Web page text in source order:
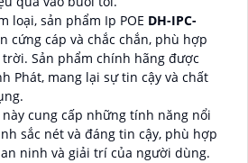
loại, sản phẩm Ip POE DH-IPC-
cứng cáp và chắc chắn, phù hợp
Sản phẩm chính hãng được
Phát, mang lại sự tin cậy và chất
cung cấp những tính năng nổi
sắc nét và đáng tin cậy, phù hợp
ninh và giải trí của người dùng.